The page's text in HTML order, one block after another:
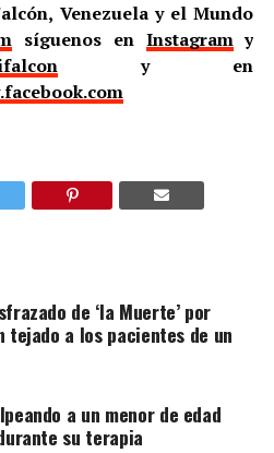
Venezuela y el Mundo
síguenos en Instagramy
y en
de ‘la Muerte’ por
a los pacientes de un
a un menor de edad
su terapia